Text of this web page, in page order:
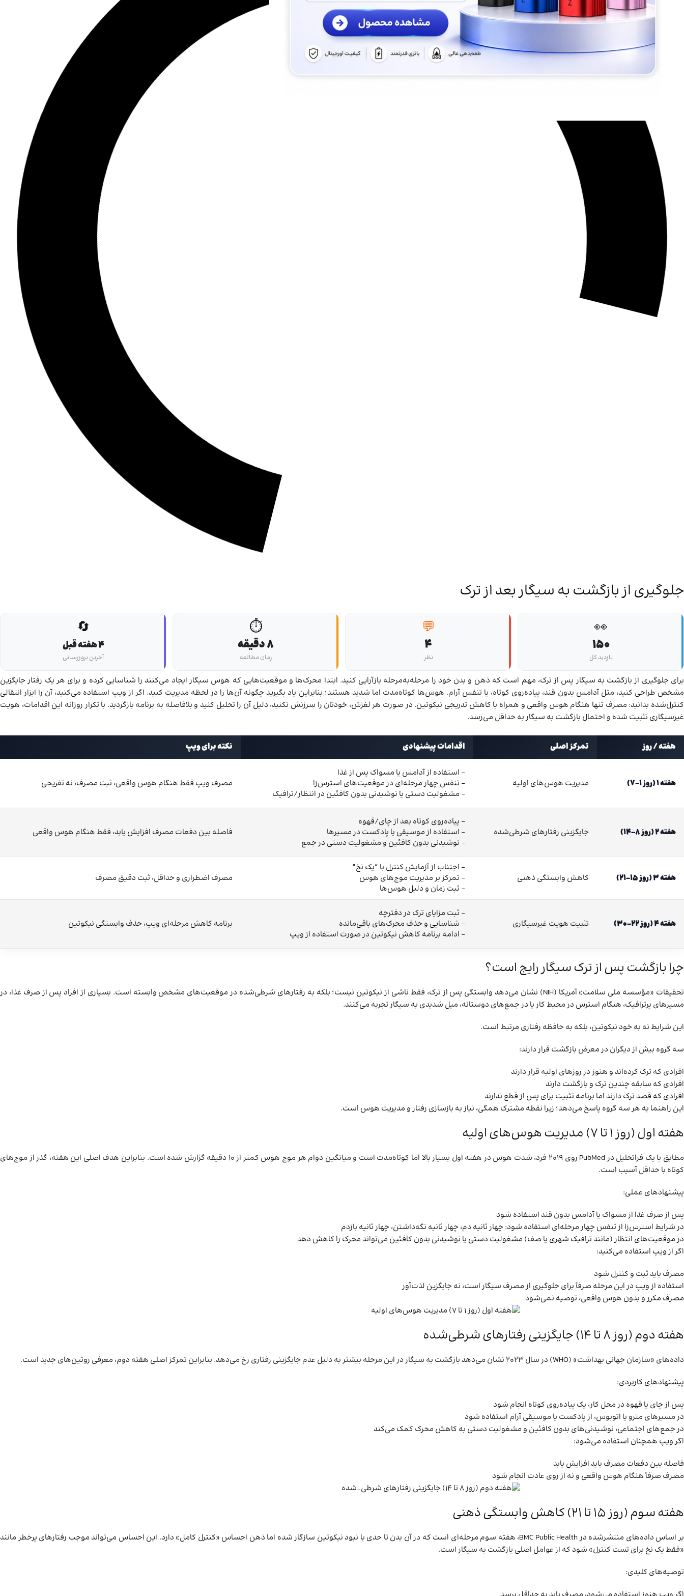
جلوگیری از بازگشت به سیگار بعد از ترک
👀
150
بازدید کل
💬
4
نظر
⏱️
8 دقیقه
زمان مطالعه
🔄
4 هفته قبل
آخرین بروزرسانی
برای جلوگیری از بازگشت به سیگار پس از ترک، مهم است که ذهن و بدن خود را مرحله‌به‌مرحله بازآرایی کنید. ابتدا محرک‌ها و موقعیت‌هایی که هوس سیگار ایجاد می‌کنند را شناسایی کرده و برای هر یک رفتار جایگزین
مشخص طراحی کنید، مثل آدامس بدون قند، پیاده‌روی کوتاه، یا تنفس آرام. هوس‌ها کوتاه‌مدت اما شدید هستند؛ بنابراین یاد بگیرید چگونه آن‌ها را در لحظه مدیریت کنید. اگر از ویپ استفاده می‌کنید، آن را ابزار انتقالی
کنترل‌شده بدانید: مصرف تنها هنگام هوس واقعی و همراه با کاهش تدریجی نیکوتین. در صورت هر لغزش، خودتان را سرزنش نکنید، دلیل آن را تحلیل کنید و بلافاصله به برنامه بازگردید. با تکرار روزانه این اقدامات، هویت
غیرسیگاری تثبیت شده و احتمال بازگشت به سیگار به حداقل می‌رسد.
هفته / روز تمرکز اصلی اقدامات پیشنهادی نکته برای ویپ
هفته 1 (روز 1-7) مدیریت هوس‌های اولیه
– استفاده از آدامس یا مسواک پس از غذا
– تنفس چهار مرحله‌ای در موقعیت‌های استرس‌زا
– مشغولیت دستی یا نوشیدنی بدون کافئین در انتظار/ترافیک
مصرف ویپ فقط هنگام هوس واقعی، ثبت مصرف، نه تفریحی
هفته 2 (روز 8-14) جایگزینی رفتارهای شرطی‌شده
– پیاده‌روی کوتاه بعد از چای/قهوه
– استفاده از موسیقی یا پادکست در مسیرها
– نوشیدنی بدون کافئین و مشغولیت دستی در جمع
فاصله بین دفعات مصرف افزایش یابد، فقط هنگام هوس واقعی
هفته 3 (روز 15-21) کاهش وابستگی ذهنی
– اجتناب از آزمایش کنترل با “یک نخ”
– تمرکز بر مدیریت موج‌های هوس
– ثبت زمان و دلیل هوس‌ها
مصرف اضطراری و حداقل، ثبت دقیق مصرف
هفته 4 (روز 22-30) تثبیت هویت غیرسیگاری
– ثبت مزایای ترک در دفترچه
– شناسایی و حذف محرک‌های باقی‌مانده
– ادامه برنامه کاهش نیکوتین در صورت استفاده از ویپ
برنامه کاهش مرحله‌ای ویپ، حذف وابستگی نیکوتین
چرا بازگشت پس از ترک سیگار رایج است؟
تحقیقات «مؤسسه ملی سلامت» آمریکا (NIH) نشان می‌دهد وابستگی پس از ترک، فقط ناشی از نیکوتین نیست؛ بلکه به رفتارهای شرطی‌شده در موقعیت‌های مشخص وابسته است. بسیاری از افراد پس از صرف غذا، در
مسیرهای پرترافیک، هنگام استرس در محیط کار یا در جمع‌های دوستانه، میل شدیدی به سیگار تجربه می‌کنند.
این شرایط نه به خود نیکوتین، بلکه به حافظه رفتاری مرتبط است.
سه گروه بیش از دیگران در معرض بازگشت قرار دارند:
افرادی که ترک کرده‌اند و هنوز در روزهای اولیه قرار دارند
افرادی که سابقه چندین ترک و بازگشت دارند
افرادی که قصد ترک دارند اما برنامه تثبیت برای پس از قطع ندارند
این راهنما به هر سه گروه پاسخ می‌دهد؛ زیرا نقطه مشترک همگی، نیاز به بازسازی رفتار و مدیریت هوس است.
هفته اول (روز ۱ تا ۷) مدیریت هوس‌های اولیه
مطابق با یک فراتحلیل در PubMed روی ۲۰۱۹ فرد، شدت هوس در هفته اول بسیار بالا اما کوتاه‌مدت است و میانگین دوام هر موج هوس کمتر از ۱۰ دقیقه گزارش شده است. بنابراین هدف اصلی این هفته، گذر از موج‌های
کوتاه با حداقل آسیب است.
پیشنهادهای عملی:
پس از صرف غذا از مسواک یا آدامس بدون قند استفاده شود
در شرایط استرس‌زا از تنفس چهار مرحله‌ای استفاده شود: چهار ثانیه دم، چهار ثانیه نگه‌داشتن، چهار ثانیه بازدم
در موقعیت‌های انتظار (مانند ترافیک شهری یا صف) مشغولیت دستی یا نوشیدنی بدون کافئین می‌تواند محرک را کاهش دهد
اگر از ویپ استفاده می‌کنید:
مصرف باید ثبت و کنترل شود
استفاده از ویپ در این مرحله صرفاً برای جلوگیری از مصرف سیگار است، نه جایگزین لذت‌آور
مصرف مکرر و بدون هوس واقعی، توصیه نمی‌شود
هفته دوم (روز ۸ تا ۱۴) جایگزینی رفتارهای شرطی‌شده
داده‌های «سازمان جهانی بهداشت» (WHO) در سال ۲۰۲۳ نشان می‌دهد بازگشت به سیگار در این مرحله بیشتر به دلیل عدم جایگزینی رفتاری رخ می‌دهد. بنابراین تمرکز اصلی هفته دوم، معرفی روتین‌های جدید است.
پیشنهادهای کاربردی:
پس از چای یا قهوه در محل کار، یک پیاده‌روی کوتاه انجام شود
در مسیرهای مترو یا اتوبوس، از پادکست یا موسیقی آرام استفاده شود
در جمع‌های اجتماعی، نوشیدنی‌های بدون کافئین و مشغولیت دستی به کاهش محرک کمک می‌کند
اگر ویپ همچنان استفاده می‌شود:
فاصله بین دفعات مصرف باید افزایش یابد
مصرف صرفاً هنگام هوس واقعی و نه از روی عادت انجام شود
هفته سوم (روز ۱۵ تا ۲۱) کاهش وابستگی ذهنی
بر اساس داده‌های منتشرشده در BMC Public Health، هفته سوم مرحله‌ای است که در آن بدن تا حدی با نبود نیکوتین سازگار شده اما ذهن احساس «کنترل کامل» دارد. این احساس می‌تواند موجب رفتارهای پرخطر مانند
«فقط یک نخ برای تست کنترل» شود که از عوامل اصلی بازگشت به سیگار است.
توصیه‌های کلیدی: